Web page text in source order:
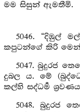
මම සිසුන් ඇමතීමි.
5046. “දිඹුල්
කපුටන්ගේ කිරි මෙන්
5047. බුදුරජ
දුබල ය. මේ
කල්හි සද්ධර්‍ම
5048. බුදුරජ